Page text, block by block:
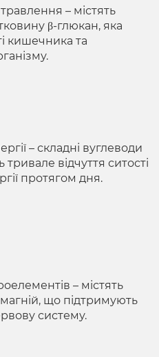
– містять
β-глюкан, яка
кишечника та
– складні вуглеводи
відчуття ситості
протягом дня.
– містять
магній, що підтримують
систему.